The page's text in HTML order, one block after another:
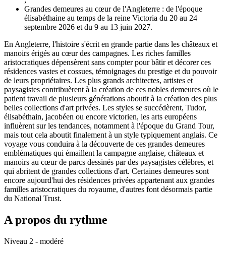
Grandes demeures au cœur de l'Angleterre : de l'époque
élisabéthaine au temps de la reine Victoria du 20 au 24
septembre 2026 et du 9 au 13 juin 2027.
En Angleterre, l'histoire s'écrit en grande partie dans les châteaux et
manoirs érigés au cœur des campagnes. Les riches familles
aristocratiques dépensèrent sans compter pour bâtir et décorer ces
résidences vastes et cossues, témoignages du prestige et du pouvoir
de leurs propriétaires. Les plus grands architectes, artistes et
paysagistes contribuèrent à la création de ces nobles demeures où le
patient travail de plusieurs générations aboutit à la création des plus
belles collections d'art privées. Les styles se succédèrent, Tudor,
élisabéthain, jacobéen ou encore victorien, les arts européens
influèrent sur les tendances, notamment à l'époque du Grand Tour,
mais tout cela aboutit finalement à un style typiquement anglais. Ce
voyage vous conduira à la découverte de ces grandes demeures
emblématiques qui émaillent la campagne anglaise, châteaux et
manoirs au cœur de parcs dessinés par des paysagistes célèbres, et
qui abritent de grandes collections d'art. Certaines demeures sont
encore aujourd'hui des résidences privées appartenant aux grandes
familles aristocratiques du royaume, d'autres font désormais partie
du National Trust.
A propos du rythme
Niveau 2 - modéré